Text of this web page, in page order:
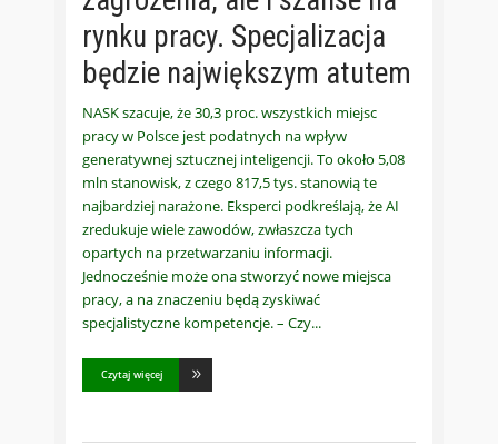
rynku pracy. Specjalizacja
będzie największym atutem
NASK szacuje, że 30,3 proc. wszystkich miejsc
pracy w Polsce jest podatnych na wpływ
generatywnej sztucznej inteligencji. To około 5,08
mln stanowisk, z czego 817,5 tys. stanowią te
najbardziej narażone. Eksperci podkreślają, że AI
zredukuje wiele zawodów, zwłaszcza tych
opartych na przetwarzaniu informacji.
Jednocześnie może ona stworzyć nowe miejsca
pracy, a na znaczeniu będą zyskiwać
specjalistyczne kompetencje. – Czy
Czytaj więcej